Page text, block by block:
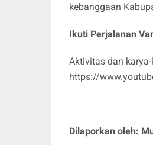
kebanggaan
Ikuti Perjalanan
Aktivitas dan
https://
Dilaporkan oleh: